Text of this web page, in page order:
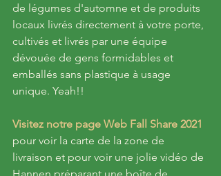
de légumes d'automne et de produits
locaux livrés directement à votre porte,
cultivés et livrés par une équipe
dévouée de gens formidables et
emballés sans plastique à usage
unique. Yeah!!
Visitez notre page Web Fall Share 2021
pour voir la carte de la zone de
livraison et pour voir une jolie vidéo de